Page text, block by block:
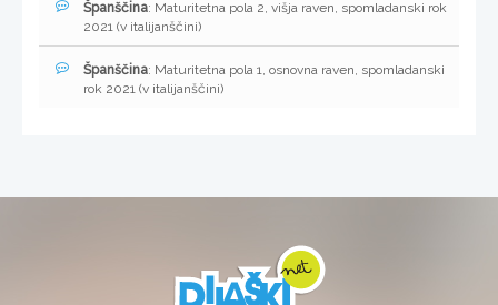
Španščina: Maturitetna pola 2, višja raven, spomladanski rok
2021 (v italijanščini)
Španščina: Maturitetna pola 1, osnovna raven, spomladanski
rok 2021 (v italijanščini)